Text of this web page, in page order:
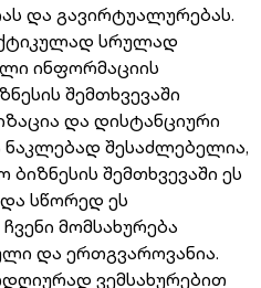
და გავირტუალურებას.
სრულად
ინფორმაციის
შემთხვევაში
და დისტანციური
შესაძლებელია,
შემთხვევაში ეს
სწორედ ეს
მომსახურება
და ერთგვაროვანია.
ვემსახურებით